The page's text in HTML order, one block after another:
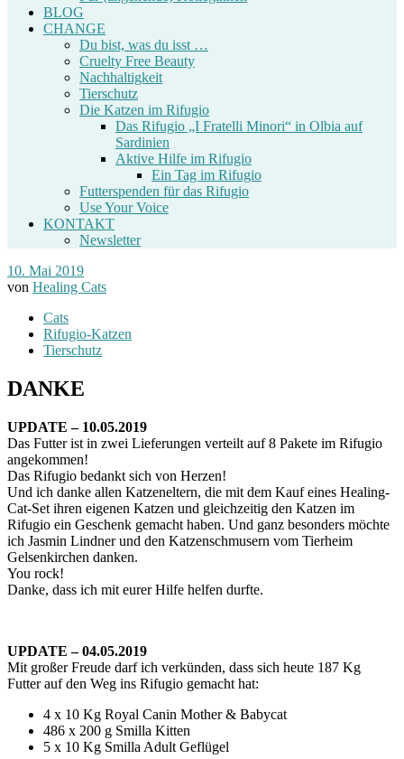
BLOG
CHANGE
Du bist, was du isst …
Cruelty Free Beauty
Nachhaltigkeit
Tierschutz
Die Katzen im Rifugio
Das Rifugio „I Fratelli Minori“ in Olbia auf
Sardinien
Aktive Hilfe im Rifugio
Ein Tag im Rifugio
Futterspenden für das Rifugio
Use Your Voice
KONTAKT
Newsletter
10. Mai 2019
von Healing Cats
Cats
Rifugio-Katzen
Tierschutz
DANKE
UPDATE – 10.05.2019
Das Futter ist in zwei Lieferungen verteilt auf 8 Pakete im Rifugio
angekommen!
Das Rifugio bedankt sich von Herzen!
Und ich danke allen Katzeneltern, die mit dem Kauf eines Healing-
Cat-Set ihren eigenen Katzen und gleichzeitig den Katzen im
Rifugio ein Geschenk gemacht haben. Und ganz besonders möchte
ich Jasmin Lindner und den Katzenschmusern vom Tierheim
Gelsenkirchen danken.
You rock!
Danke, dass ich mit eurer Hilfe helfen durfte.
UPDATE – 04.05.2019
Mit großer Freude darf ich verkünden, dass sich heute 187 Kg
Futter auf den Weg ins Rifugio gemacht hat:
4 x 10 Kg Royal Canin Mother & Babycat
486 x 200 g Smilla Kitten
5 x 10 Kg Smilla Adult Geflügel